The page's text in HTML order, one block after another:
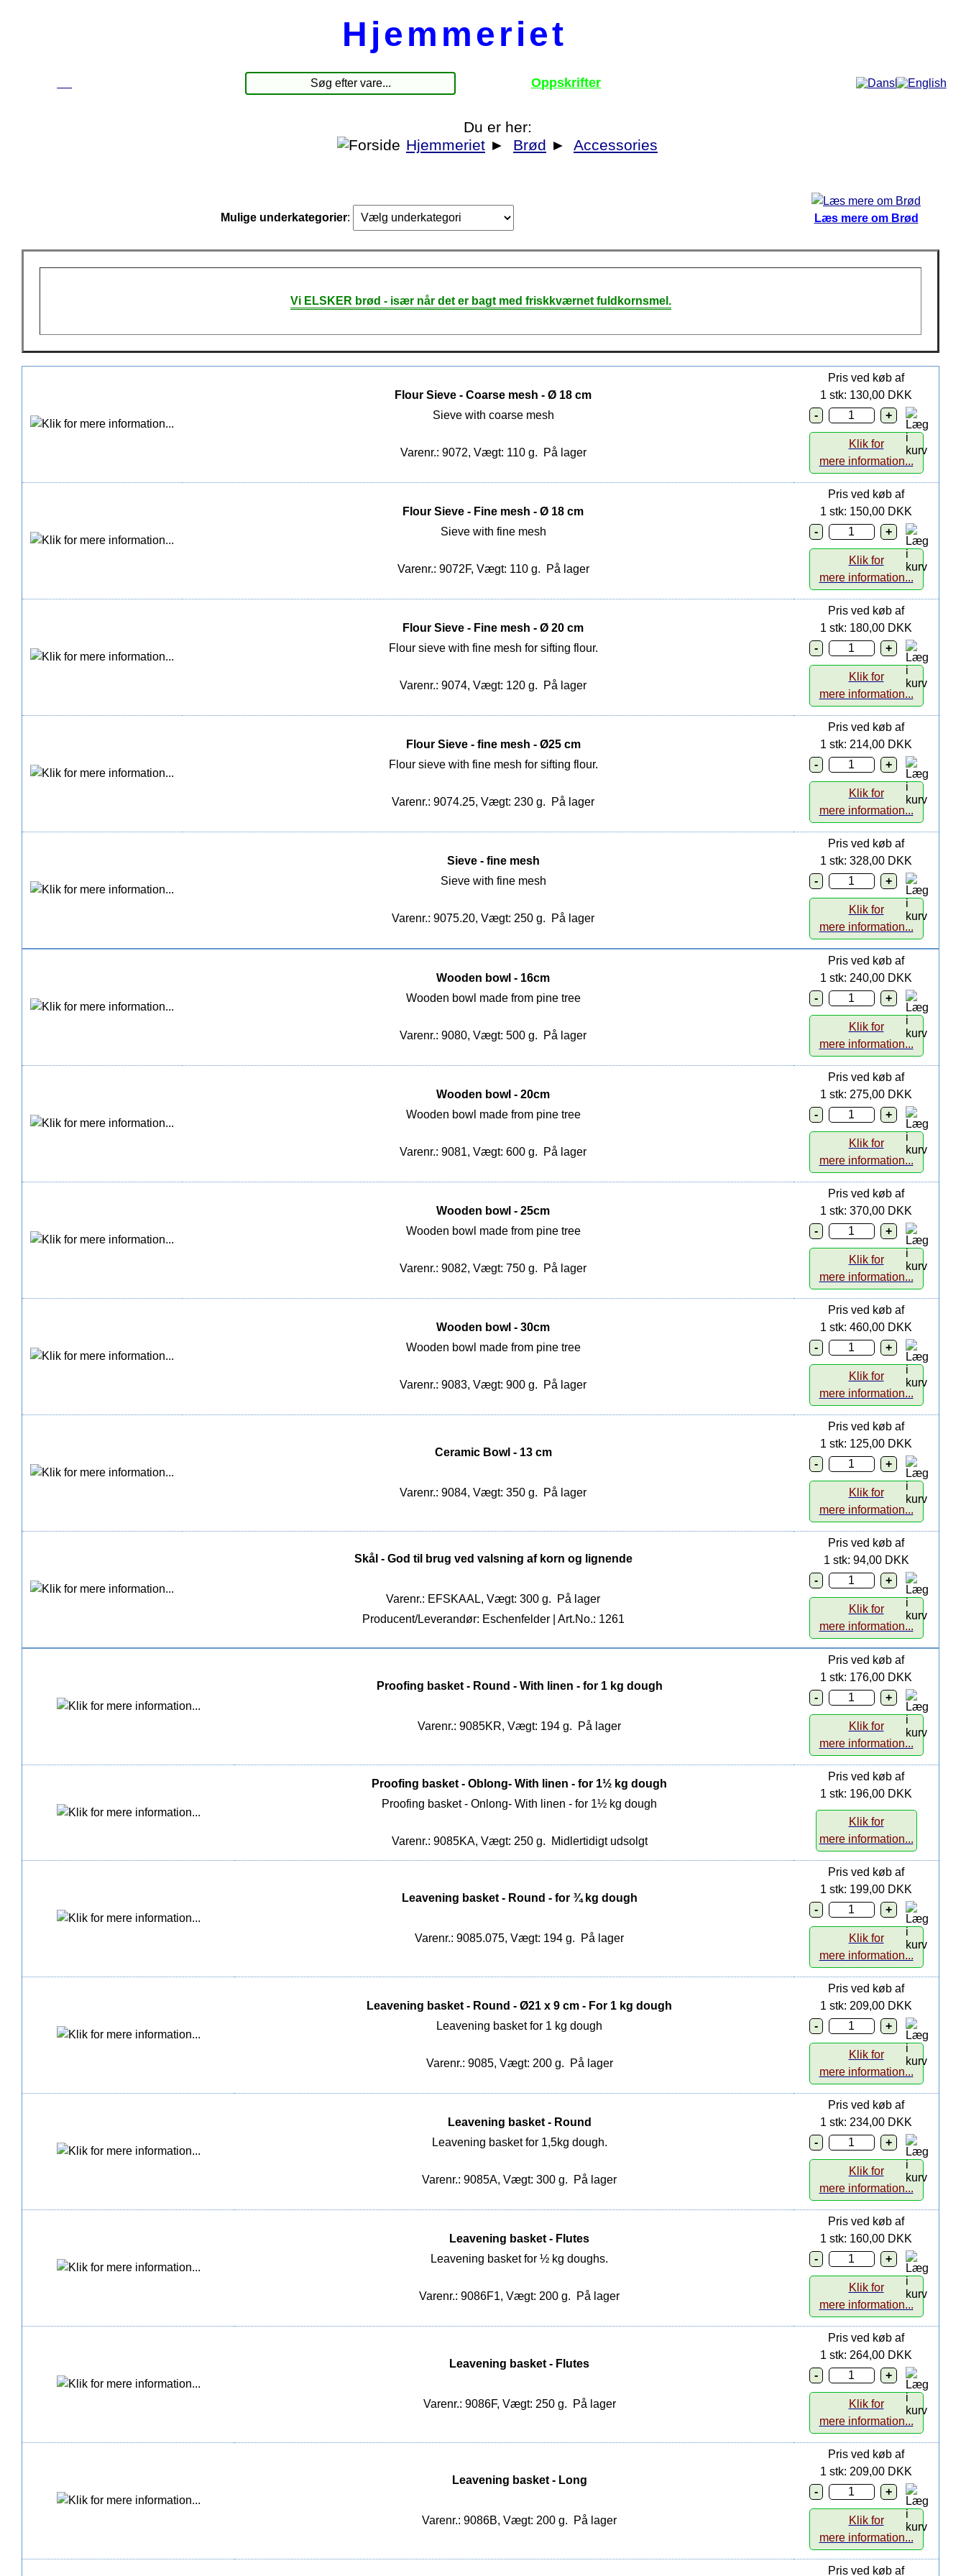
Hjemmeriet
Oppskrifter
Du er her:
Hjemmeriet ► Brød ► Accessories
Mulige underkategorier: Læs mere om Brød
Vi ELSKER brød - især når det er bagt med friskkværnet fuldkornsmel.
Flour Sieve - Coarse mesh - Ø 18 cm
Sieve with coarse mesh
Varenr.: 9072, Vægt: 110 g. På lager
Pris ved køb af
1 stk: 130,00 DKK
Klik for
mere information...
Flour Sieve - Fine mesh - Ø 18 cm
Sieve with fine mesh
Varenr.: 9072F, Vægt: 110 g. På lager
Pris ved køb af
1 stk: 150,00 DKK
Klik for
mere information...
Flour Sieve - Fine mesh - Ø 20 cm
Flour sieve with fine mesh for sifting flour.
Varenr.: 9074, Vægt: 120 g. På lager
Pris ved køb af
1 stk: 180,00 DKK
Klik for
mere information...
Flour Sieve - fine mesh - Ø25 cm
Flour sieve with fine mesh for sifting flour.
Varenr.: 9074.25, Vægt: 230 g. På lager
Pris ved køb af
1 stk: 214,00 DKK
Klik for
mere information...
Sieve - fine mesh
Sieve with fine mesh
Varenr.: 9075.20, Vægt: 250 g. På lager
Pris ved køb af
1 stk: 328,00 DKK
Klik for
mere information...
Wooden bowl - 16cm
Wooden bowl made from pine tree
Varenr.: 9080, Vægt: 500 g. På lager
Pris ved køb af
1 stk: 240,00 DKK
Klik for
mere information...
Wooden bowl - 20cm
Wooden bowl made from pine tree
Varenr.: 9081, Vægt: 600 g. På lager
Pris ved køb af
1 stk: 275,00 DKK
Klik for
mere information...
Wooden bowl - 25cm
Wooden bowl made from pine tree
Varenr.: 9082, Vægt: 750 g. På lager
Pris ved køb af
1 stk: 370,00 DKK
Klik for
mere information...
Wooden bowl - 30cm
Wooden bowl made from pine tree
Varenr.: 9083, Vægt: 900 g. På lager
Pris ved køb af
1 stk: 460,00 DKK
Klik for
mere information...
Ceramic Bowl - 13 cm
Varenr.: 9084, Vægt: 350 g. På lager
Pris ved køb af
1 stk: 125,00 DKK
Klik for
mere information...
Skål - God til brug ved valsning af korn og lignende
Varenr.: EFSKAAL, Vægt: 300 g.
På lager
Producent/Leverandør: Eschenfelder | Art.No.: 1261
Pris ved køb af
1 stk: 94,00 DKK
Klik for
mere information...
Proofing basket - Round - With linen - for 1 kg dough
Varenr.: 9085KR, Vægt: 194 g. På lager
Pris ved køb af
1 stk: 176,00 DKK
Klik for
mere information...
Proofing basket - Oblong- With linen - for 1½ kg dough
Proofing basket - Onlong- With linen - for 1½ kg dough
Varenr.: 9085KA, Vægt: 250 g. Midlertidigt udsolgt
Pris ved køb af
1 stk: 196,00 DKK
Klik for
mere information...
Leavening basket - Round - for ¾ kg dough
Varenr.: 9085.075, Vægt: 194 g. På lager
Pris ved køb af
1 stk: 199,00 DKK
Klik for
mere information...
Leavening basket - Round - Ø21 x 9 cm - For 1 kg dough
Leavening basket for 1 kg dough
Varenr.: 9085, Vægt: 200 g. På lager
Pris ved køb af
1 stk: 209,00 DKK
Klik for
mere information...
Leavening basket - Round
Leavening basket for 1,5kg dough.
Varenr.: 9085A, Vægt: 300 g. På lager
Pris ved køb af
1 stk: 234,00 DKK
Klik for
mere information...
Leavening basket - Flutes
Leavening basket for ½ kg doughs.
Varenr.: 9086F1, Vægt: 200 g. På lager
Pris ved køb af
1 stk: 160,00 DKK
Klik for
mere information...
Leavening basket - Flutes
Varenr.: 9086F, Vægt: 250 g. På lager
Pris ved køb af
1 stk: 264,00 DKK
Klik for
mere information...
Leavening basket - Long
Varenr.: 9086B, Vægt: 200 g. På lager
Pris ved køb af
1 stk: 209,00 DKK
Klik for
mere information...
Pris ved køb af